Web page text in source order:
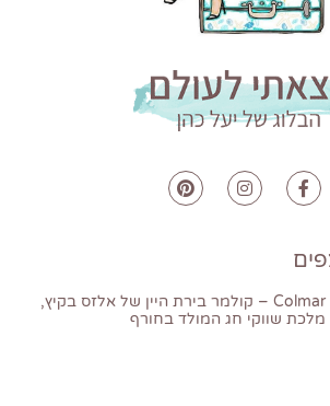
Colmar – קולמר בירת היין של אלזס בקיץ,
מלכת שווקי חג המולד בחורף